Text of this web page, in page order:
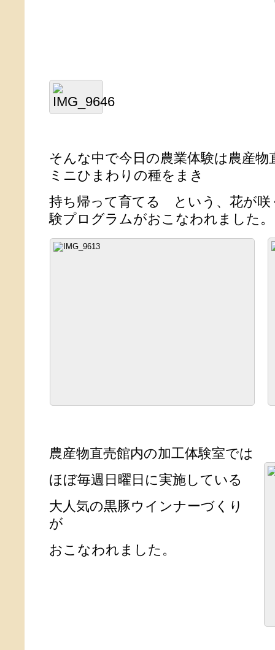
そんな中で今日の農業体験は農産
ミニひまわりの種をまき
持ち帰って育てる という、花が咲
験プログラムがおこなわれました。
農産物直売館内の加工体験室では
ほぼ毎週日曜日に実施している
大人気の黒豚ウインナーづくり
が
おこなわれました。